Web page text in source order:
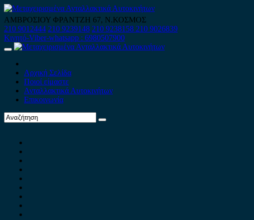
Skip
to
content
ΑΜΒΡΟΣΙΟΥ ΦΡΑΝΤΖΗ 67, Ν.ΚΟΣΜΟΣ
210 9012444 210 9239148 210 9238158 210 9026839
Κινητό-Viber-whatsapp : 6980507900
Primary
Αρχική Σελίδα
Ποιοί είμαστε
Ανταλλακτικά Αυτοκινήτων
Επικοινωνία